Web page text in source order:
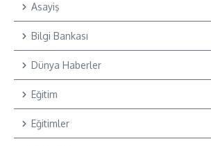
Asayiş
Bilgi Bankası
Dünya Haberler
Eğitim
Eğitimler